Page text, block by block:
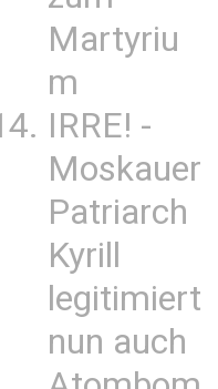
Martyriu
m
IRRE! -
Moskauer
Patriarch
Kyrill
legitimiert
nun auch